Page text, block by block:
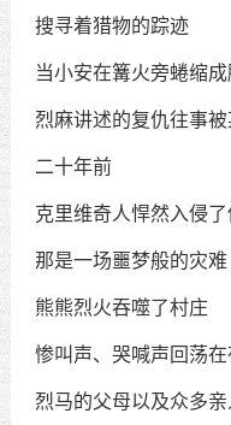
搜寻着猎物的踪迹
当小安在篝火旁蜷缩
烈麻讲述的复仇往事
二十年前
克里维奇人悍然入侵
那是一场噩梦般的灾难
熊熊烈火吞噬了村庄
惨叫声、哭喊声回荡在
烈马的父母以及众多